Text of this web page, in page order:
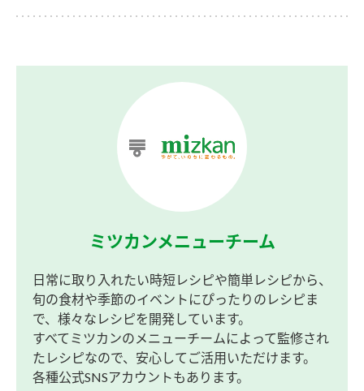
ミツカンメニューチーム
日常に取り入れたい時短レシピや簡単レシピから、
旬の食材や季節のイベントにぴったりのレシピま
で、様々なレシピを開発しています。
すべてミツカンのメニューチームによって監修され
たレシピなので、安心してご活用いただけます。
各種公式SNSアカウントもあります。